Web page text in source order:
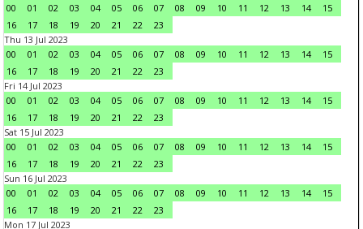
00
01 02 03 04 05 06 07 08 09 10 11 12 13 14
15
16
17 18 19 20 21 22
23
Thu 13 Jul 2023
00
01 02 03 04 05 06 07 08 09 10 11 12 13 14
15
16
17 18 19 20 21 22
23
Fri 14 Jul 2023
00
01 02 03 04 05 06 07 08 09 10 11 12 13 14
15
16
17 18 19 20 21 22
23
Sat 15 Jul 2023
00
01 02 03 04 05 06 07 08 09 10 11 12 13 14
15
16
17 18 19 20 21 22
23
Sun 16 Jul 2023
00
01 02 03 04 05 06 07 08 09 10 11 12 13 14
15
16
17 18 19 20 21 22
23
Mon 17 Jul 2023